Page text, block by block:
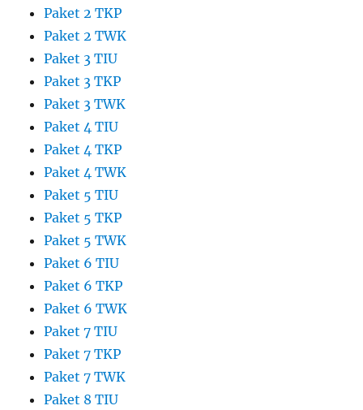
Paket 2 TKP
Paket 2 TWK
Paket 3 TIU
Paket 3 TKP
Paket 3 TWK
Paket 4 TIU
Paket 4 TKP
Paket 4 TWK
Paket 5 TIU
Paket 5 TKP
Paket 5 TWK
Paket 6 TIU
Paket 6 TKP
Paket 6 TWK
Paket 7 TIU
Paket 7 TKP
Paket 7 TWK
Paket 8 TIU